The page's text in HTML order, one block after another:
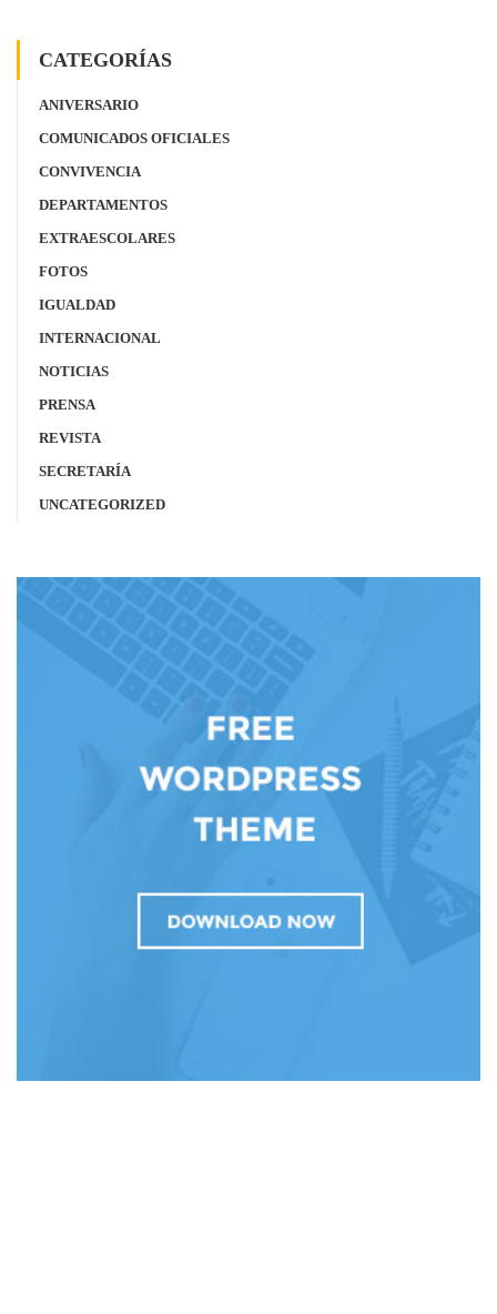
CATEGORÍAS
ANIVERSARIO
COMUNICADOS OFICIALES
CONVIVENCIA
DEPARTAMENTOS
EXTRAESCOLARES
FOTOS
IGUALDAD
INTERNACIONAL
NOTICIAS
PRENSA
REVISTA
SECRETARÍA
UNCATEGORIZED